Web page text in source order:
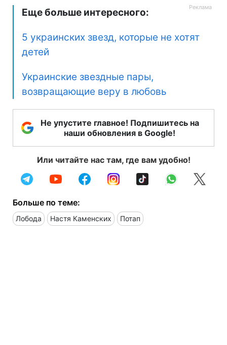
Еще больше интересного:
5 украинских звезд, которые не хотят
детей
Украинские звездные пары,
возвращающие веру в любовь
Не упустите главное! Подпишитесь на
наши обновления в Google!
Или читайте нас там, где вам удобно!
Больше по теме:
Лобода Настя Каменских Потап